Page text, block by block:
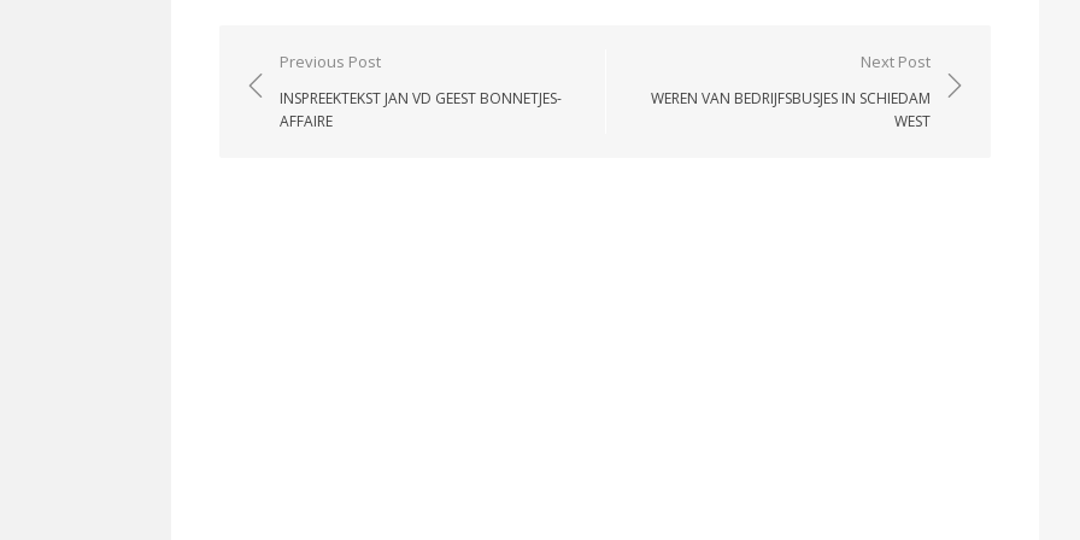
Post
navigation
Previous Post
INSPREEKTEKST JAN VD GEEST BONNETJES-
AFFAIRE
Next Post
WEREN VAN BEDRIJFSBUSJES IN SCHIEDAM
WEST